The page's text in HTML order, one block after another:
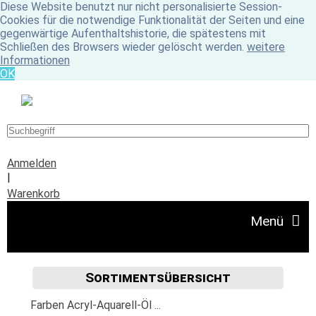
Diese Website benutzt nur nicht personalisierte Session-
Cookies für die notwendige Funktionalität der Seiten und eine
gegenwärtige Aufenthaltshistorie, die spätestens mit
Schließen des Browsers wieder gelöscht werden. weitere
Informationen
OK
Anmelden
|
Warenkorb
Menü
Sortimentsübersicht
Farben Acryl-Aquarell-Öl ...